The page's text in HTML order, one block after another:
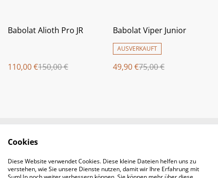
%
Babolat Alioth Pro JR
110,00 €150,00 €
%
Babolat Viper Junior
AUSVERKAUFT
49,90 €75,00 €
Legal Terms
Privacy Policy
Cookie Policy
Cookies
Diese Website verwendet Cookies. Diese kleine Dateien helfen uns zu
verstehen, wie Sie unsere Dienste nutzen, damit wir Ihre Erfahrung mit